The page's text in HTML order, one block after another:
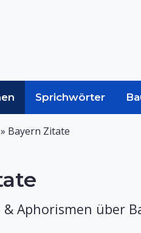
Sprichwörter
» Bayern Zitate
Aphorismen über